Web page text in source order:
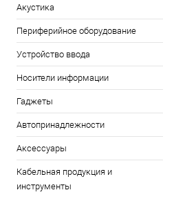
Акустика
Периферийное оборудование
Устройство ввода
Носители информации
Гаджеты
Автопринадлежности
Аксессуары
Кабельная продукция и
инструменты